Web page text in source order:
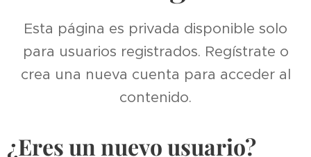
Esta página es privada disponible solo
para usuarios registrados. Regístrate o
crea una nueva cuenta para acceder al
contenido.
¿Eres un nuevo usuario?